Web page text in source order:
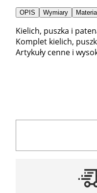
OPIS Wymiary
Kielich, puszka i
Komplet kielich,
Artykuły cenne i